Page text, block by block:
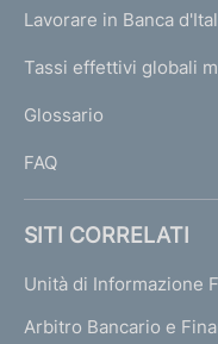
g
T
I
I
Lavorare in Banca
Tassi effettivi globali
Glossario
FAQ
SITI CORRELATI
Unità di Informazione
Arbitro Bancario e